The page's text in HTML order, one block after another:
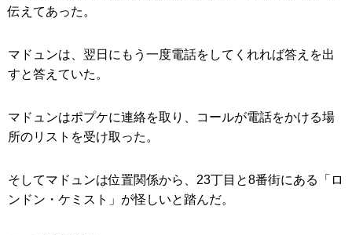
伝えてあった。
マドュンは、翌日にもう一度電話をしてくれれば答えを出
すと答えていた。
マドュンはポプケに連絡を取り、コールが電話をかける場
所のリストを受け取った。
そしてマドュンは位置関係から、23丁目と8番街にある「ロ
ンドン・ケミスト」が怪しいと踏んだ。